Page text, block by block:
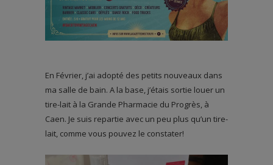
En Février, j’ai adopté des petits nouveaux dans
ma salle de bain. A la base, j’étais sortie louer un
tire-lait à la Grande Pharmacie du Progrès, à
Caen. Je suis repartie avec un peu plus qu’un tire-
lait, comme vous pouvez le constater!